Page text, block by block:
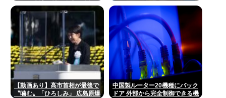
や文庫本など繰り返し届ける /
兵庫県
【動画あり】高市首相が最後で
〝噛む〟「ひろしみ」 広島原爆
中国製ルーター20機種にバック
ドア 外部から完全制御できる機